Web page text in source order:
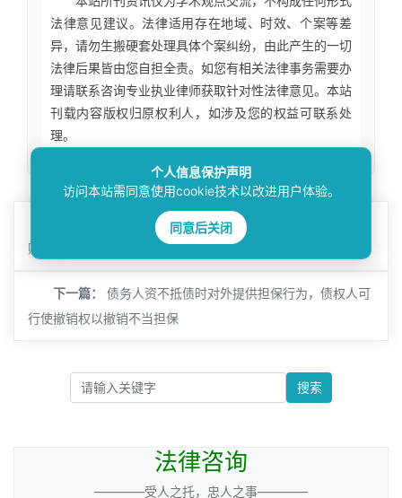
法律意见建议。法律适用存在地域、时效、个案等差
异，请勿生搬硬套处理具体个案纠纷，由此产生的一切
法律后果皆由您自担全责。如您有相关法律事务需要办
理请联系咨询专业执业律师获取针对性法律意见。本站
刊载内容版权归原权利人，如涉及您的权益可联系处
理。
被执行人借用案外人账户收款，法院能冻结收款
账户吗？
下一篇：
债务人资不抵债时对外提供担保行为，债权人可
行使撤销权以撤销不当担保
搜索
法律咨询
————受人之托，忠人之事————
个人信息保护声明
访问本站需同意使用cookie技术以改进用户体验。
同意后关闭